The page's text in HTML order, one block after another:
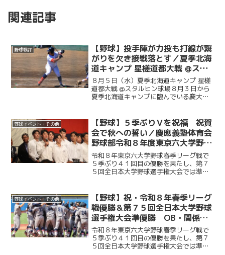
関連記事
野球戦評
【野球】投手陣が力投も打線が繋
がりを欠き接戦落とす／夏季北海
道キャンプ 星槎道都大戦 @スタ
ルヒン球場
８月５日（水）夏季北海道キャンプ 星槎
道都大戦 @スタルヒン球場８月３日から
夏季北海道キャンプに臨んでいる慶大。
（商４・慶應）が相手打線に得点を許
し、２点を追う展開に。そ...
野球イベント・その他
【野球】５季ぶりＶを祝福 祝賀
会で秋への誓い／慶應義塾体育会
野球部令和８年度東京六大学野球
春季リーグ戦優勝 祝賀会～前編
～
令和８年東京六大学野球春季リーグ戦で
５季ぶり４１回目の優勝を果たし、第７
５回全日本大学野球選手権大会では準優
人が集まり、選手たちの健闘をたたえ
た。前編では、堀井監督の挨...
野球イベント・その他
【野球】祝・令和８年春季リーグ
戦優勝＆第７５回全日本大学野球
選手権大会準優勝 OB・関係者
からのお祝いメッセージ
令和８年東京六大学野球春季リーグ戦で
５季ぶり４１回目の優勝を果たし、第７
５回全日本大学野球選手権大会では準優